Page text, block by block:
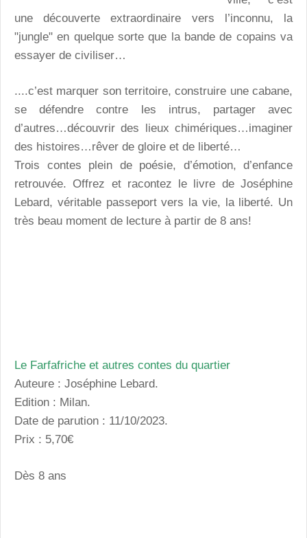
une découverte extraordinaire vers l’inconnu, la
"jungle" en quelque sorte que la bande de copains va
essayer de civiliser…
....c’est marquer son territoire, construire une cabane,
se défendre contre les intrus, partager avec
d’autres…découvrir des lieux chimériques…imaginer
des histoires…rêver de gloire et de liberté…
Trois contes plein de poésie, d’émotion, d’enfance
retrouvée. Offrez et racontez le livre de Joséphine
Lebard, véritable passeport vers la vie, la liberté. Un
très beau moment de lecture à partir de 8 ans!
Le Farfafriche et autres contes du quartier
Auteure : Joséphine Lebard.
Edition : Milan.
Date de parution : 11/10/2023.
Prix : 5,70€
Dès 8 ans